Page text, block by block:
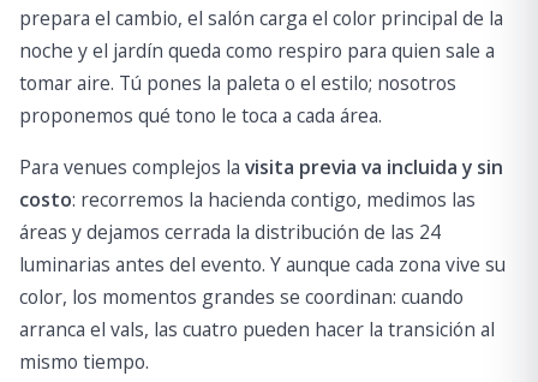
prepara el cambio, el salón carga el color principal de la
noche y el jardín queda como respiro para quien sale a
tomar aire. Tú pones la paleta o el estilo; nosotros
proponemos qué tono le toca a cada área.
Para venues complejos la visita previa va incluida y sin
costo: recorremos la hacienda contigo, medimos las
áreas y dejamos cerrada la distribución de las 24
luminarias antes del evento. Y aunque cada zona vive su
color, los momentos grandes se coordinan: cuando
arranca el vals, las cuatro pueden hacer la transición al
mismo tiempo.